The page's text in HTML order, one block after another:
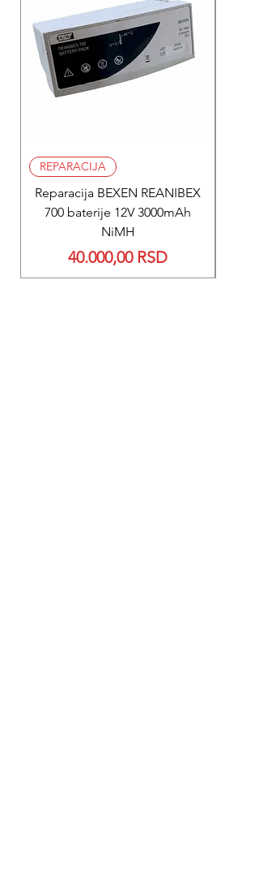
REPARACIJA
Reparacija BEXEN REANIBEX
700 baterije 12V 3000mAh
NiMH
Price
40.000,00 RSD